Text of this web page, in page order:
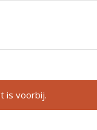
is voorbij.